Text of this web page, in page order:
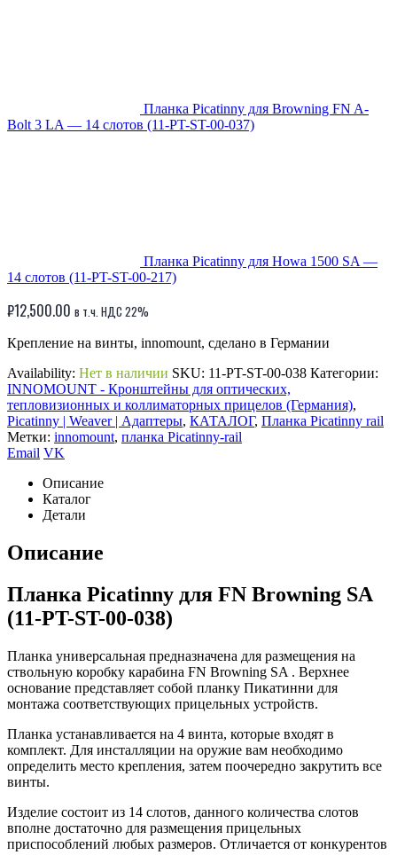
Планка Picatinny для Browning FN A-
Bolt 3 LA — 14 слотов (11-PT-ST-00-037)
Планка Picatinny для Howa 1500 SA —
14 слотов (11-PT-ST-00-217)
₽12,500.00 в т.ч. НДС 22%
Крепление на винты, innomount, сделано в Германии
Availability: Нет в наличии SKU: 11-PT-ST-00-038 Категории:
INNOMOUNT - Кронштейны для оптических,
тепловизионных и коллиматорных прицелов (Германия),
Picatinny | Weaver | Адаптеры, КАТАЛОГ, Планка Picatinny rail
Метки: innomount, планка Picatinny-rail
Email VK
Описание
Каталог
Детали
Описание
Планка Picatinny для FN Browning SA
(11-PT-ST-00-038)
Планка универсальная предназначена для размещения на
ствольную коробку карабина FN Browning SA . Верхнее
основание представляет собой планку Пикатинни для
монтажа соответствующих прицельных устройств.
Планка устанавливается на 4 винта, которые входят в
комплект. Для инсталляции на оружие вам необходимо
определить место крепления, затем поочередно закрутить все
винты.
Изделие состоит из 14 слотов, данного количества слотов
вполне достаточно для размещения прицельных
приспособлений любых размеров. Отличается от конкурентов